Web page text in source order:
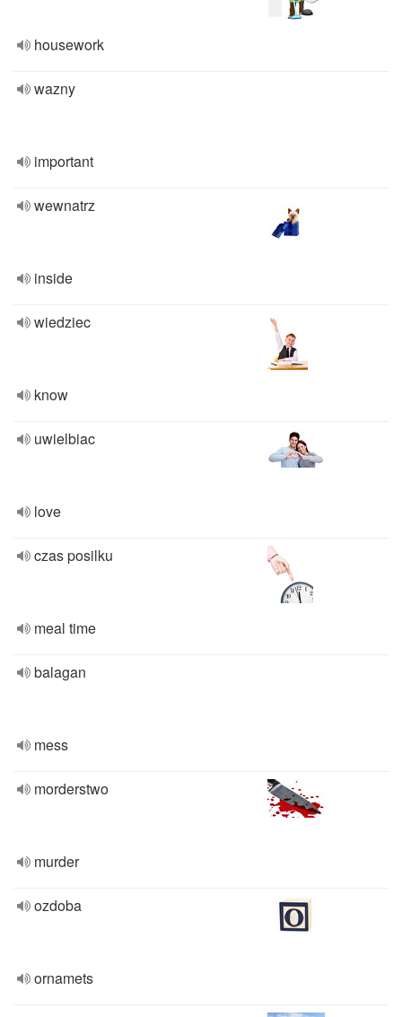
housework
wazny
important
wewnatrz
inside
wiedziec
know
uwielbiac
love
czas posilku
meal time
balagan
mess
morderstwo
murder
ozdoba
ornamets